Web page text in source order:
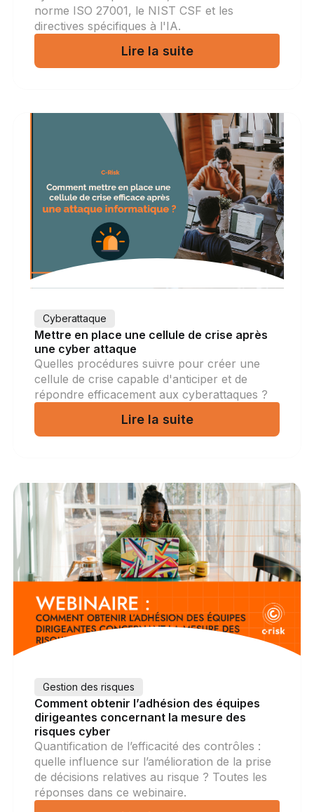
norme ISO 27001, le NIST CSF et les
directives spécifiques à l'IA.
Lire la suite
Cyberattaque
Mettre en place une cellule de crise après
une cyber attaque
Quelles procédures suivre pour créer une
cellule de crise capable d'anticiper et de
répondre efficacement aux cyberattaques ?
Lire la suite
Gestion des risques
Comment obtenir l’adhésion des équipes
dirigeantes concernant la mesure des
risques cyber
Quantification de l’efficacité des contrôles :
quelle influence sur l’amélioration de la prise
de décisions relatives au risque ? Toutes les
réponses dans ce webinaire.